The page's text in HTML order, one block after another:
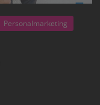
Personalmarketing